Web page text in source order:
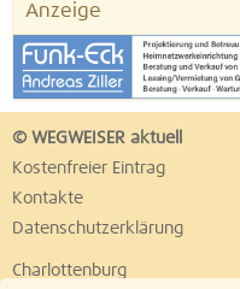
Anzeige
© WEGWEISER aktuell
Kostenfreier Eintrag
Kontakte
Datenschutzerklärung
Charlottenburg